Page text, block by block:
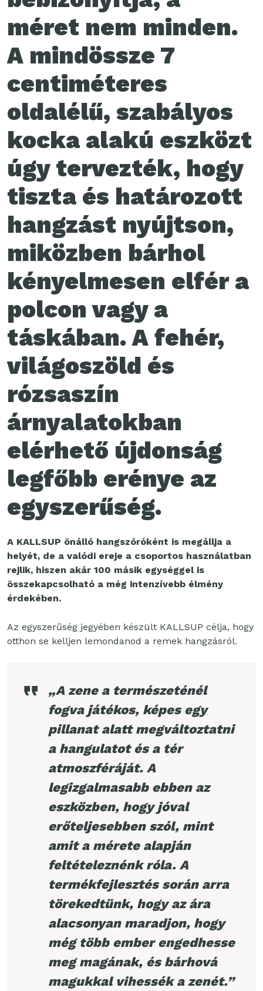
méret nem minden.
A mindössze 7
centiméteres
oldalélű, szabályos
kocka alakú eszközt
úgy tervezték, hogy
tiszta és határozott
hangzást nyújtson,
miközben bárhol
kényelmesen elfér a
polcon vagy a
táskában. A fehér,
világoszöld és
rózsaszín
árnyalatokban
elérhető újdonság
legfőbb erénye az
egyszerűség.
A KALLSUP önálló hangszóróként is megállja a
helyét, de a valódi ereje a csoportos használatban
rejlik, hiszen akár 100 másik egységgel is
összekapcsolható a még intenzívebb élmény
érdekében.
Az egyszerűség jegyében készült KALLSUP célja, hogy
otthon se kelljen lemondanod a remek hangzásról.
„A zene a természeténél
fogva játékos, képes egy
pillanat alatt megváltoztatni
a hangulatot és a tér
atmoszféráját. A
legizgalmasabb ebben az
eszközben, hogy jóval
erőteljesebben szól, mint
amit a mérete alapján
feltételeznénk róla. A
termékfejlesztés során arra
törekedtünk, hogy az ára
alacsonyan maradjon, hogy
még több ember engedhesse
meg magának, és bárhová
magukkal vihessék a zenét.”